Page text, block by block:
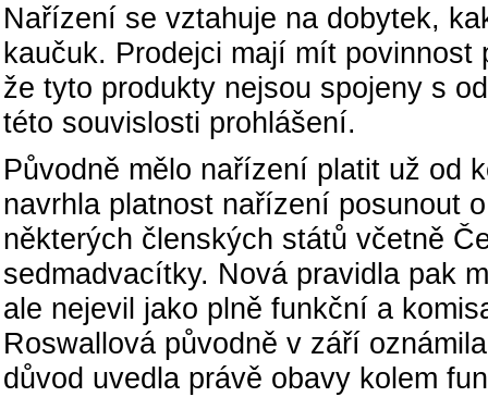
Nařízení se vztahuje na dobytek,
kaučuk. Prodejci mají mít
že tyto produkty nejsou spojeny s
této souvislosti prohlášení.
Původně mělo nařízení platit už od
navrhla platnost nařízení posunout
některých členských států včetně
sedmadvacítky. Nová pravidla pak
ale nejevil jako plně funkční a
Roswallová původně v září
důvod uvedla právě obavy kolem